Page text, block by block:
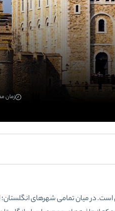
زمان
در میان تمامی شهرهای